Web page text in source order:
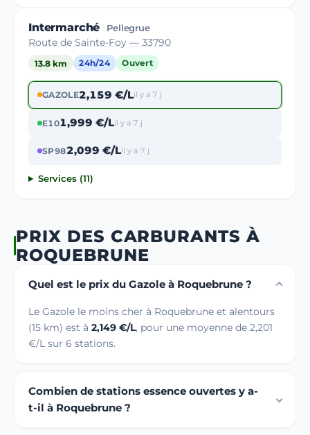
Intermarché Pellegrue
Route de Sainte-Foy — 33790
13.8 km 24h/24 Ouvert
GAZOLE2,159 €/Lil y a 7 j
E101,999 €/Lil y a 7 j
SP982,099 €/Lil y a 7 j
Services (11)
PRIX DES CARBURANTS À
ROQUEBRUNE
Quel est le prix du Gazole à Roquebrune ?
Le Gazole le moins cher à Roquebrune et alentours
(15 km) est à 2,149 €/L, pour une moyenne de 2,201
€/L sur 6 stations.
Combien de stations essence ouvertes y a-
t-il à Roquebrune ?